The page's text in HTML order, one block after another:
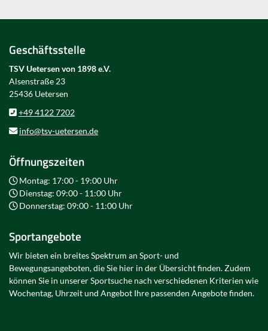
Geschäftsstelle
TSV Uetersen von 1898 e.V.
Alsenstraße 23
25436 Uetersen
+49 4122 7202
info@tsv-uetersen.de
Öffnungszeiten
Montag: 17:00 - 19:00 Uhr
Dienstag: 09:00 - 11:00 Uhr
Donnerstag: 09:00 - 11:00 Uhr
Sportangebote
Wir bieten ein breites Spektrum an Sport- und
Bewegungsangeboten, die Sie hier in der Übersicht finden. Zudem
können Sie in unserer Sportsuche nach verschiedenen Kriterien wie
Wochentag, Uhrzeit und Angebot Ihre passenden Angebote finden.